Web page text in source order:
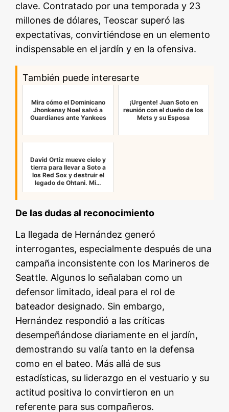
clave. Contratado por una temporada y 23
millones de dólares, Teoscar superó las
expectativas, convirtiéndose en un elemento
indispensable en el jardín y en la ofensiva.
También puede interesarte
Mira cómo el Dominicano
Jhonkensy Noel salvó a
Guardianes ante Yankees
¡Urgente! Juan Soto en
reunión con el dueño de los
Mets y su Esposa
David Ortiz mueve cielo y
tierra para llevar a Soto a
los Red Sox y destruir el
legado de Ohtani. Mi…
De las dudas al reconocimiento
La llegada de Hernández generó
interrogantes, especialmente después de una
campaña inconsistente con los Marineros de
Seattle. Algunos lo señalaban como un
defensor limitado, ideal para el rol de
bateador designado. Sin embargo,
Hernández respondió a las críticas
desempeñándose diariamente en el jardín,
demostrando su valía tanto en la defensa
como en el bateo. Más allá de sus
estadísticas, su liderazgo en el vestuario y su
actitud positiva lo convirtieron en un
referente para sus compañeros.